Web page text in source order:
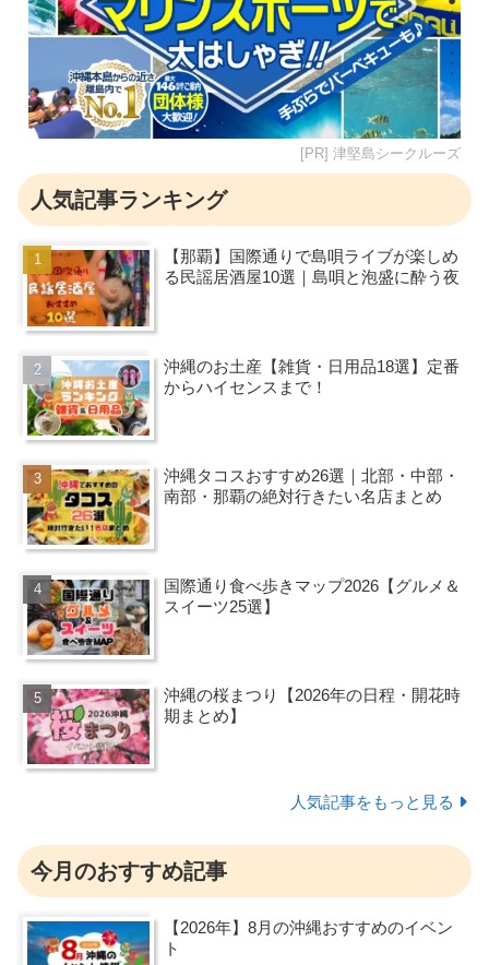
[PR] 津堅島シークルーズ
人気記事ランキング
【那覇】国際通りで島唄ライブが楽しめ
る民謡居酒屋10選｜島唄と泡盛に酔う夜
沖縄のお土産【雑貨・日用品18選】定番
からハイセンスまで！
沖縄タコスおすすめ26選｜北部・中部・
南部・那覇の絶対行きたい名店まとめ
国際通り食べ歩きマップ2026【グルメ＆
スイーツ25選】
沖縄の桜まつり【2026年の日程・開花時
期まとめ】
人気記事をもっと見る
今月のおすすめ記事
【2026年】8月の沖縄おすすめのイベン
ト